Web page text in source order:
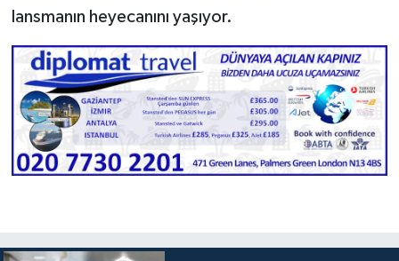
lansmanın heyecanını yaşıyor.